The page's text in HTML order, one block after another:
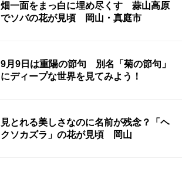
畑一面をまっ白に埋め尽くす 蒜山高原
でソバの花が見頃 岡山・真庭市
9月9日は重陽の節句 別名「菊の節句」
にディープな世界を見てみよう！
見とれる美しさなのに名前が残念？「ヘ
クソカズラ」の花が見頃 岡山